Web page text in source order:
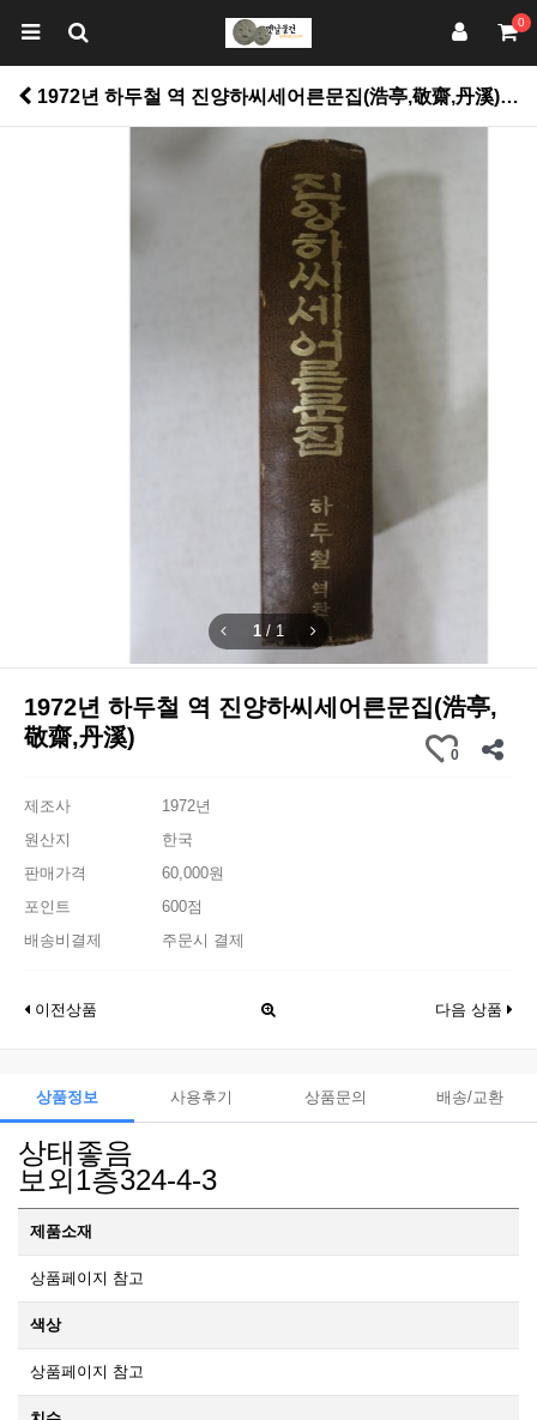
0
1972년 하두철 역 진양하씨세어른문집(浩亭,敬齋,丹溪) > 근대도서
1 / 1
1972년 하두철 역 진양하씨세어른문집(浩亭,
敬齋,丹溪)
0
제조사
1972년
원산지
한국
판매가격
60,000원
포인트
600점
배송비결제
주문시 결제
이전상품 다음 상품
상품정보 사용후기 상품문의 배송/교환
상태좋음
보외1층324-4-3
제품소재
상품페이지 참고
색상
상품페이지 참고